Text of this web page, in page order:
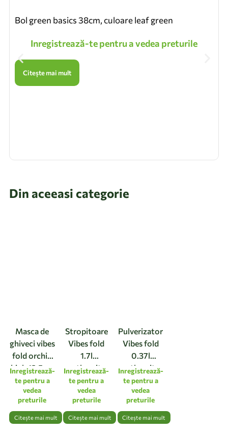
Bol green basics 38cm, culoare leaf green
Inregistrează-te pentru a vedea preturile
Citește mai mult
Din aceeasi categorie
Masca de
ghiveci vibes
fold orchid
high 12,5cm
linen white
Inregistrează-
te pentru a
vedea
preturile
Citește mai mult
Stropitoare
Vibes fold
1.7l
anthracite
Inregistrează-
te pentru a
vedea
preturile
Citește mai mult
Pulverizator
Vibes fold
0.37l
anthracite
Inregistrează-
te pentru a
vedea
preturile
Citește mai mult